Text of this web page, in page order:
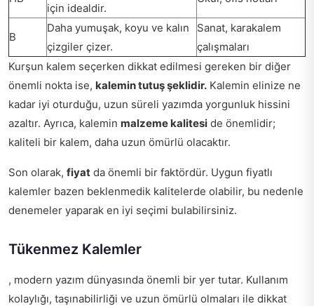
için idealdir.
B
Daha yumuşak, koyu ve kalın
çizgiler çizer.
Sanat, karakalem
çalışmaları
Kurşun kalem seçerken dikkat edilmesi gereken bir diğer
önemli nokta ise, kalemin tutuş şeklidir. Kalemin elinize ne
kadar iyi oturduğu, uzun süreli yazımda yorgunluk hissini
azaltır. Ayrıca, kalemin malzeme kalitesi de önemlidir;
kaliteli bir kalem, daha uzun ömürlü olacaktır.
Son olarak, fiyat da önemli bir faktördür. Uygun fiyatlı
kalemler bazen beklenmedik kalitelerde olabilir, bu nedenle
denemeler yaparak en iyi seçimi bulabilirsiniz.
Tükenmez Kalemler
, modern yazım dünyasında önemli bir yer tutar. Kullanım
kolaylığı, taşınabilirliği ve uzun ömürlü olmaları ile dikkat